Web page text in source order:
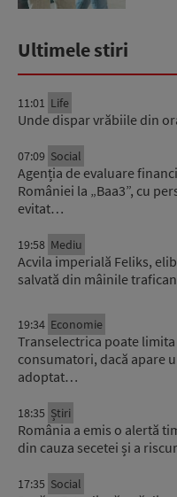
Ultimele stiri
11:01 Life
Unde dispar vrăbiile din
07:09 Social
Agenția de evaluare
României la „Baa3”, cu
evitat…
19:58 Mediu
Acvila imperială Feliks,
salvată din mâinile
19:34 Economie
Transelectrica poate
consumatori, dacă apare
adoptat…
18:35 Știri
România a emis o alertă
din cauza secetei și a
17:35 Social